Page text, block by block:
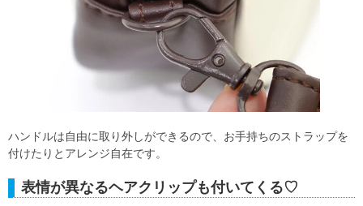
ハンドルは自由に取り外しができるので、お手持ちのストラップを
付けたりとアレンジ自在です。
表情が異なるヘアクリップも付いてくる♡